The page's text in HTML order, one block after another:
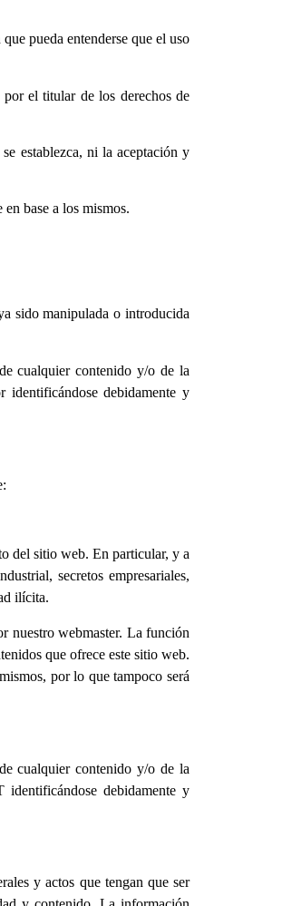
pueda entenderse que el uso
el titular de los derechos de
establezca, ni la aceptación y
base a los mismos.
sido manipulada o introducida
cualquier contenido y/o de la
debidamente y
del sitio web. En particular, y a
secretos empresariales,
ilícita.
nuestro webmaster. La función
que ofrece este sitio web.
por lo que tampoco será
cualquier contenido y/o de la
debidamente y
y actos que tengan que ser